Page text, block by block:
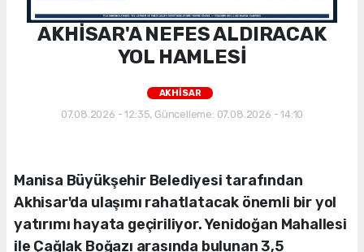
AKHİSAR'A NEFES ALDIRACAK
YOL HAMLESİ
AKHİSAR
07.08.2026 - 12:35, Güncelleme: 07.08.2026 - 14:10
Manisa Büyükşehir Belediyesi tarafından
Akhisar'da ulaşımı rahatlatacak önemli bir yol
yatırımı hayata geçiriliyor. Yenidoğan Mahallesi
ile Çağlak Boğazı arasında bulunan 3,5